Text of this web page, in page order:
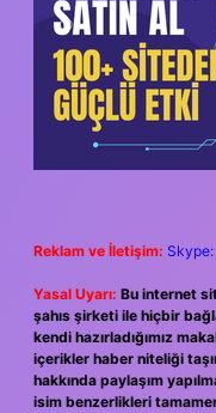
Reklam ve İletişim:
Yasal Uyarı: Bu internet
şahıs şirketi ile hiçbir
kendi hazırladığımız
içerikler haber niteliği
hakkında paylaşım
isim benzerlikleri